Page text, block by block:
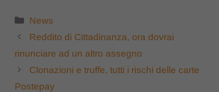
Categorie
News
Reddito di Cittadinanza, ora dovrai
rinunciare ad un altro assegno
Clonazioni e truffe, tutti i rischi delle carte
Postepay